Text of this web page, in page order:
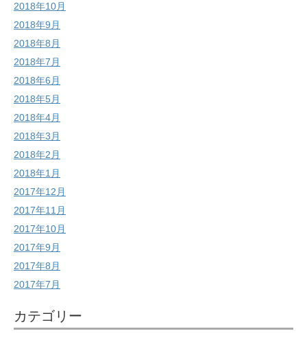
2018年10月
2018年9月
2018年8月
2018年7月
2018年6月
2018年5月
2018年4月
2018年3月
2018年2月
2018年1月
2017年12月
2017年11月
2017年10月
2017年9月
2017年8月
2017年7月
カテゴリー